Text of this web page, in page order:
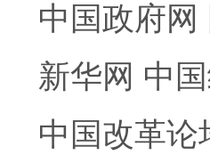
中国政府网
新华网 中
中国改革论